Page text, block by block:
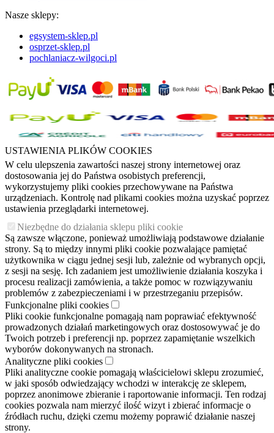
Nasze sklepy:
egsystem-sklep.pl
osprzet-sklep.pl
pochlaniacz-wilgoci.pl
USTAWIENIA PLIKÓW COOKIES
W celu ulepszenia zawartości naszej strony internetowej oraz
dostosowania jej do Państwa osobistych preferencji,
wykorzystujemy pliki cookies przechowywane na Państwa
urządzeniach. Kontrolę nad plikami cookies można uzyskać poprzez
ustawienia przeglądarki internetowej.
Niezbędne do działania sklepu pliki cookie
Są zawsze włączone, ponieważ umożliwiają podstawowe działanie
strony. Są to między innymi pliki cookie pozwalające pamiętać
użytkownika w ciągu jednej sesji lub, zależnie od wybranych opcji,
z sesji na sesję. Ich zadaniem jest umożliwienie działania koszyka i
procesu realizacji zamówienia, a także pomoc w rozwiązywaniu
problemów z zabezpieczeniami i w przestrzeganiu przepisów.
Funkcjonalne pliki cookies
Pliki cookie funkcjonalne pomagają nam poprawiać efektywność
prowadzonych działań marketingowych oraz dostosowywać je do
Twoich potrzeb i preferencji np. poprzez zapamiętanie wszelkich
wyborów dokonywanych na stronach.
Analityczne pliki cookies
Pliki analityczne cookie pomagają właścicielowi sklepu zrozumieć,
w jaki sposób odwiedzający wchodzi w interakcję ze sklepem,
poprzez anonimowe zbieranie i raportowanie informacji. Ten rodzaj
cookies pozwala nam mierzyć ilość wizyt i zbierać informacje o
źródłach ruchu, dzięki czemu możemy poprawić działanie naszej
strony.